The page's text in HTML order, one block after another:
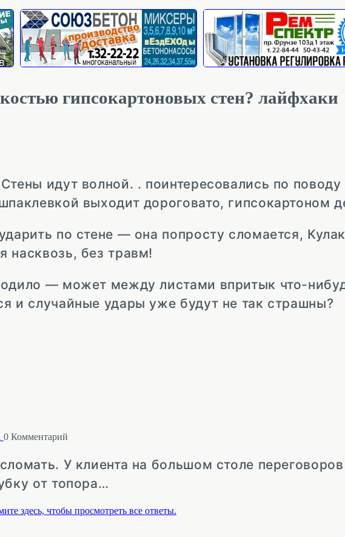
гипсокартоновых стен? лайфхаки
идут волной. . поинтересовались по
выходит дороговато, гипсокартоном
по стене — она попросту сломается,
насквозь, без травм!
— может между листами впритык что-
и случайные удары уже будут не так страшны?
0 Комментарий
У клиента на большом столе
от топора…
здесь, чтобы просмотреть все ответы.